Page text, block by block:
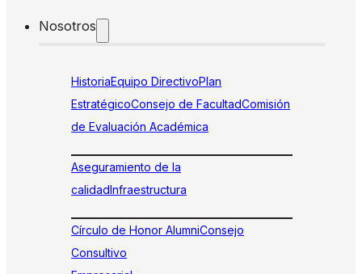
Nosotros
HistoriaEquipo DirectivoPlan
EstratégicoConsejo de FacultadComisión
de Evaluación Académica
Aseguramiento de la
calidadInfraestructura
Círculo de Honor AlumniConsejo
Consultivo